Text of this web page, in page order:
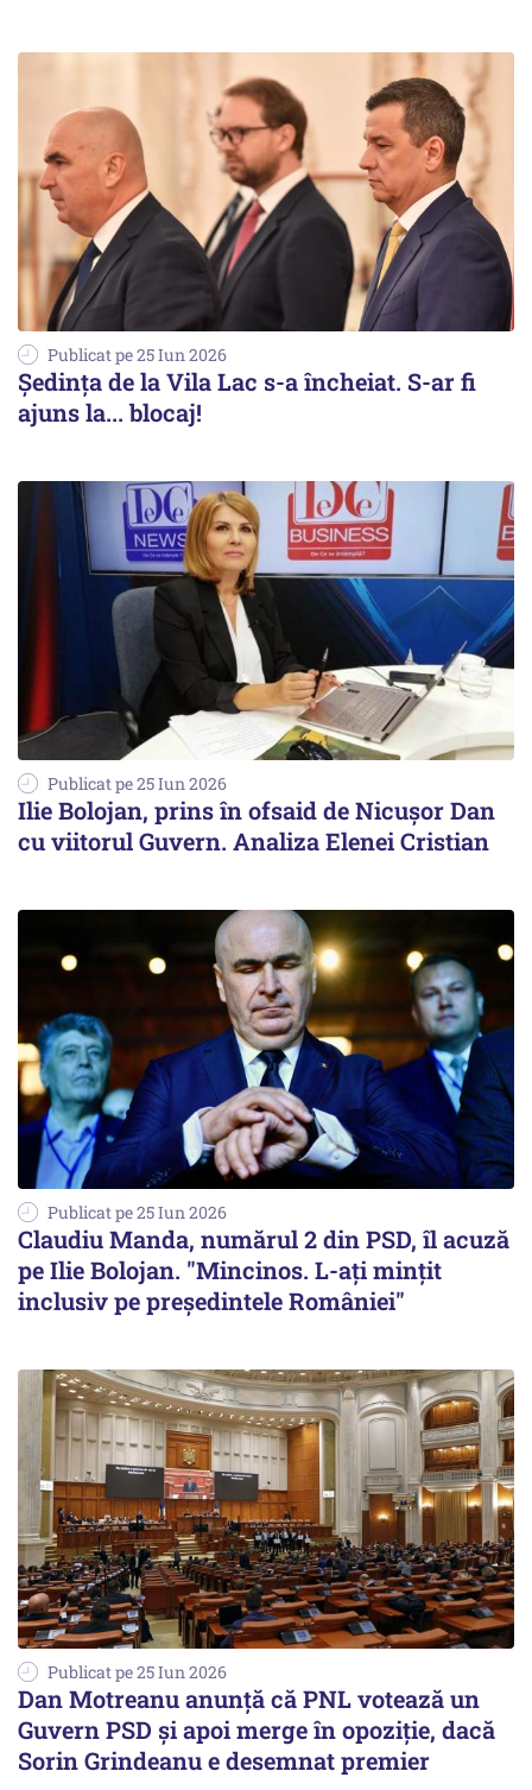
Publicat pe 25 Iun 2026
Ședința de la Vila Lac s-a încheiat. S-ar fi
ajuns la... blocaj!
Publicat pe 25 Iun 2026
Ilie Bolojan, prins în ofsaid de Nicușor Dan
cu viitorul Guvern. Analiza Elenei Cristian
Publicat pe 25 Iun 2026
Claudiu Manda, numărul 2 din PSD, îl acuză
pe Ilie Bolojan. "Mincinos. L-aţi minţit
inclusiv pe preşedintele României"
Publicat pe 25 Iun 2026
Dan Motreanu anunţă că PNL votează un
Guvern PSD şi apoi merge în opoziţie, dacă
Sorin Grindeanu e desemnat premier